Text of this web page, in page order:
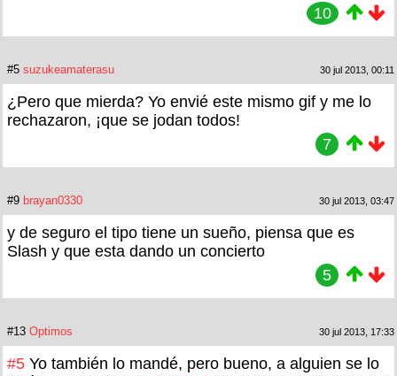
10
#5 suzukeamaterasu 30 jul 2013, 00:11
¿Pero que mierda? Yo envié este mismo gif y me lo
rechazaron, ¡que se jodan todos!
7
#9 brayan0330 30 jul 2013, 03:47
y de seguro el tipo tiene un sueño, piensa que es
Slash y que esta dando un concierto
5
#13 Optimos 30 jul 2013, 17:33
#5 Yo también lo mandé, pero bueno, a alguien se lo